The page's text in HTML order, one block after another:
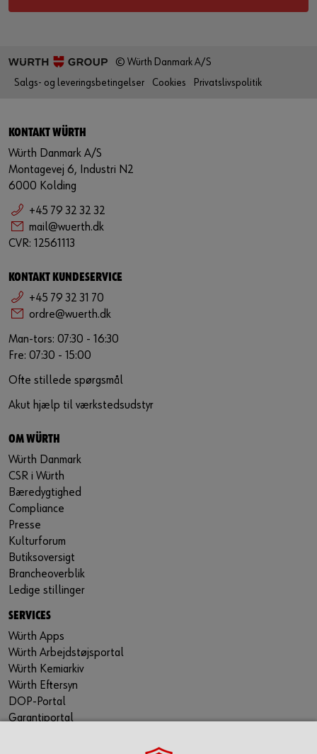
© Würth Danmark A/S
Salgs- og leveringsbetingelser
Cookies Privatslivspolitik
KONTAKT WÜRTH
Würth Danmark A/S
Montagevej 6, Industri N2
6000 Kolding
+45 79 32 32 32
mail@wuerth.dk
CVR: 12561113
KONTAKT KUNDESERVICE
+45 79 32 31 70
ordre@wuerth.dk
Man-tors: 07:30 - 16:30
Fre: 07:30 - 15:00
Ofte stillede spørgsmål
Akut hjælp til værkstedsudstyr
OM WÜRTH
Würth Danmark
CSR i Würth
Bæredygtighed
Compliance
Presse
Kulturforum
Butiksoversigt
Brancheoverblik
Ledige stillinger
SERVICES
Würth Apps
Würth Arbejdstøjsportal
Würth Kemiarkiv
Würth Eftersyn
DOP-Portal
Garantiportal
WÜRTH TECHNICAL SOFTWARE II